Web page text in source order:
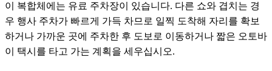
이 복합체에는 유료 주차장이 있습니다. 다른 쇼와 겹치는 경
우 행사 주차가 빠르게 가득 차므로 일찍 도착해 자리를 확보
하거나 가까운 곳에 주차한 후 도보로 이동하거나 짧은 오토바
이 택시를 타고 가는 계획을 세우십시오.